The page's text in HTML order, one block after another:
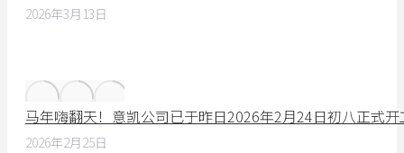
2026年3月13日
马年嗨翻天！意凯公司已于昨日2026年2月24日初八正式
2026年2月25日